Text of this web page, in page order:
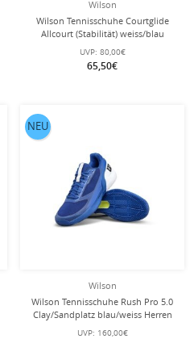
Wilson
Wilson Tennisschuhe Courtglide
Allcourt (Stabilität) weiss/blau
Herren
UVP: 80,00€
65,50€
Wilson
Wilson Tennisschuhe Rush Pro 5.0
Clay/Sandplatz blau/weiss Herren
UVP: 160,00€
NEU